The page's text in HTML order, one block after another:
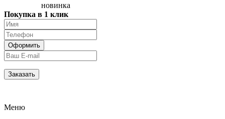
новинка
Покупка в 1 клик
Меню